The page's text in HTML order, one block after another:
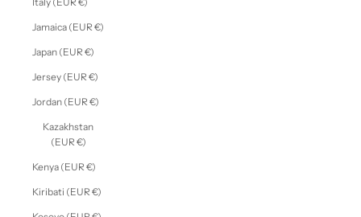
Jamaica (EUR €)
Japan (EUR €)
Jersey (EUR €)
Jordan (EUR €)
Kazakhstan
(EUR €)
Kenya (EUR €)
Kiribati (EUR €)